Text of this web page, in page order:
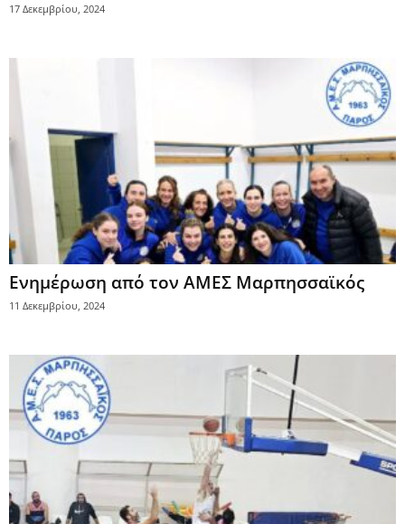
17 Δεκεμβρίου, 2024
Ενημέρωση από τον ΑΜΕΣ Μαρπησσαϊκός
11 Δεκεμβρίου, 2024